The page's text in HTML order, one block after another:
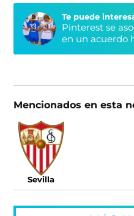
Te puede
Pinterest se
en un acuerdo
Mencionados en esta
Sevilla